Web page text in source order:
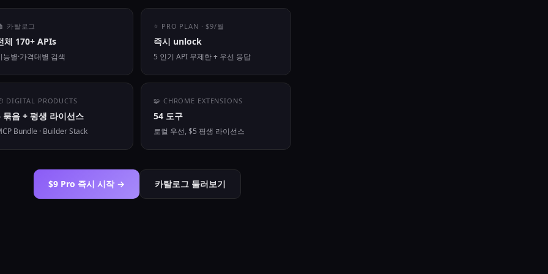
카탈로그
체 170+ APIs
능별·가격대별 검색
⭐ PRO PLAN · $9/월
즉시 unlock
5 인기 API 무제한 + 우선 응답
DIGITAL PRODUCTS
묶음 + 평생 라이선스
Bundle · Builder Stack
🧩 CHROME EXTENSIONS
54 도구
로컬 우선, $5 평생 라이선스
$9 Pro 즉시 시작 → 카탈로그 둘러보기